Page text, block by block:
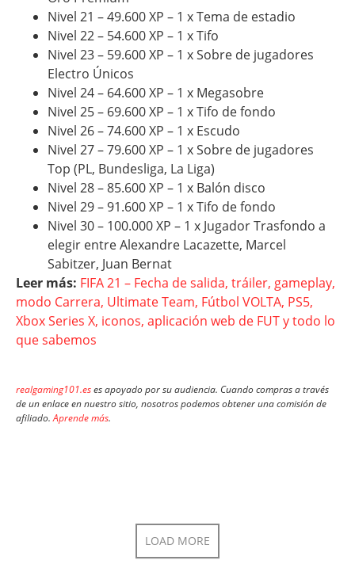
Nivel 21 – 49.600 XP – 1 x Tema de estadio
Nivel 22 – 54.600 XP – 1 x Tifo
Nivel 23 – 59.600 XP – 1 x Sobre de jugadores
Electro Únicos
Nivel 24 – 64.600 XP – 1 x Megasobre
Nivel 25 – 69.600 XP – 1 x Tifo de fondo
Nivel 26 – 74.600 XP – 1 x Escudo
Nivel 27 – 79.600 XP – 1 x Sobre de jugadores
Top (PL, Bundesliga, La Liga)
Nivel 28 – 85.600 XP – 1 x Balón disco
Nivel 29 – 91.600 XP – 1 x Tifo de fondo
Nivel 30 – 100.000 XP – 1 x Jugador Trasfondo a
elegir entre Alexandre Lacazette, Marcel
Sabitzer, Juan Bernat
Leer más: FIFA 21 – Fecha de salida, tráiler, gameplay,
modo Carrera, Ultimate Team, Fútbol VOLTA, PS5,
Xbox Series X, iconos, aplicación web de FUT y todo lo
que sabemos
realgaming101.eses apoyado por su audiencia. Cuando compras a través
de un enlace en nuestro sitio, nosotros podemos obtener una comisión de
afiliado.Aprende más.
LOAD MORE